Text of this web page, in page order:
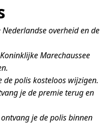
overheid en de
Marechaussee
polis kosteloos wijzigen.
je de premie terug en
je de polis binnen